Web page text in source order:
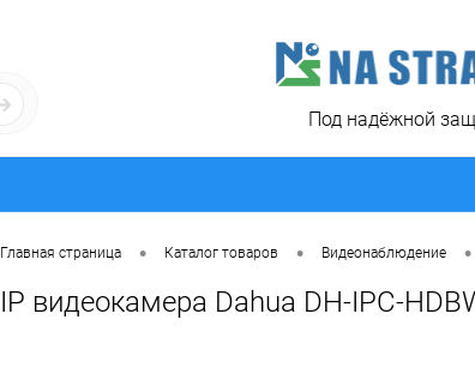
Под надёжной
Главная страница • Каталог товаров • Видеонаблюдение •
IP видеокамера Dahua DH-IPC-